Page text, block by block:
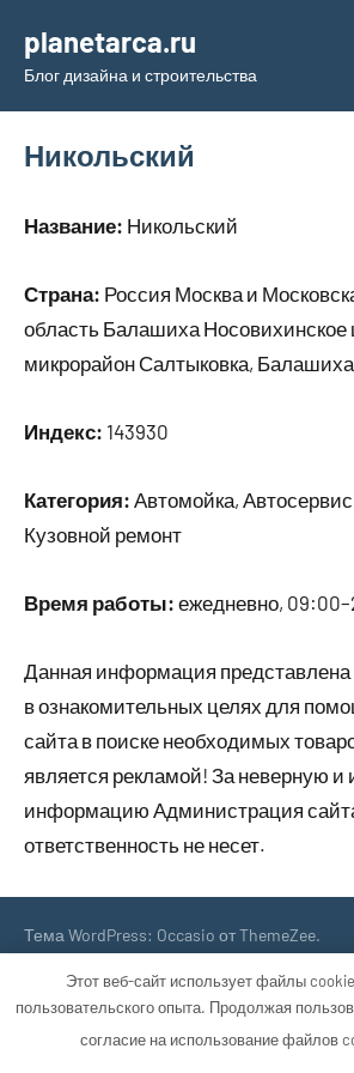
содержимому
planetarca.ru
Блог дизайна и строительства
Никольский
Название: Никольский
Страна: Россия Москва и
область Балашиха Носовихинское
микрорайон Салтыковка, Балашиха
Индекс: 143930
Категория: Автомойка,
Кузовной ремонт
Время работы: ежедневно,
Данная информация
в ознакомительных целях для
сайта в поиске необходимых
является рекламой! За неверную
информацию Администрация
ответственность не несет.
Тема WordPress: Occasio от ThemeZee.
Этот веб-сайт использует файлы
пользовательского опыта. Продолжая
согласие на использование файлов